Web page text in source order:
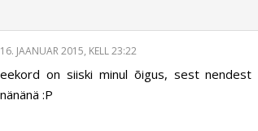
16. JAANUAR 2015, KELL 23:22
on siiski minul õigus, sest
:P